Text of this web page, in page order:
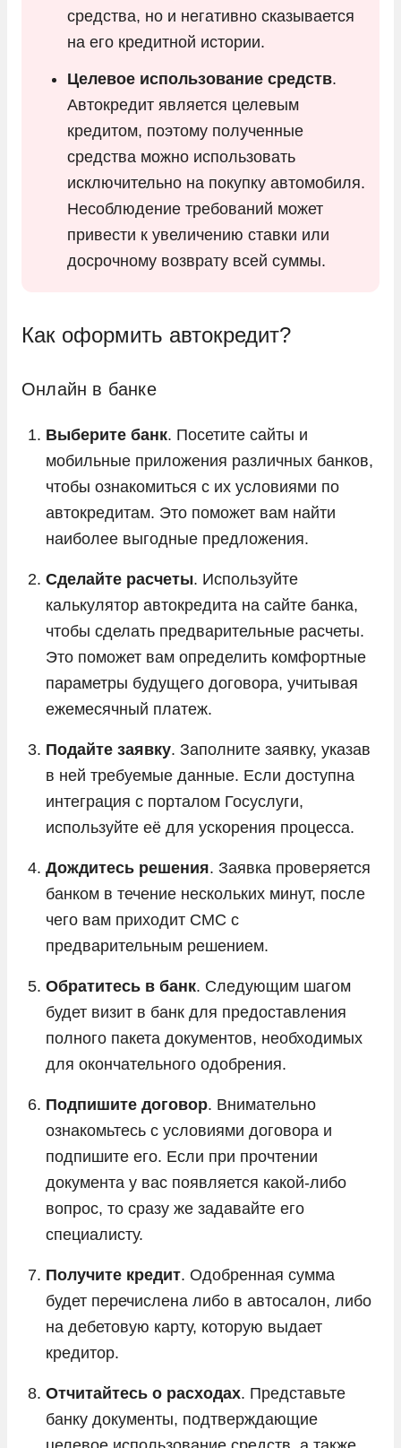
средства, но и негативно сказывается
на его кредитной истории.
Целевое использование средств.
Автокредит является целевым
кредитом, поэтому полученные
средства можно использовать
исключительно на покупку автомобиля.
Несоблюдение требований может
привести к увеличению ставки или
досрочному возврату всей суммы.
Как оформить автокредит?
Онлайн в банке
Выберите банк. Посетите сайты и
мобильные приложения различных банков,
чтобы ознакомиться с их условиями по
автокредитам. Это поможет вам найти
наиболее выгодные предложения.
Сделайте расчеты. Используйте
калькулятор автокредита на сайте банка,
чтобы сделать предварительные расчеты.
Это поможет вам определить комфортные
параметры будущего договора, учитывая
ежемесячный платеж.
Подайте заявку. Заполните заявку, указав
в ней требуемые данные. Если доступна
интеграция с порталом Госуслуги,
используйте её для ускорения процесса.
Дождитесь решения. Заявка проверяется
банком в течение нескольких минут, после
чего вам приходит СМС с
предварительным решением.
Обратитесь в банк. Следующим шагом
будет визит в банк для предоставления
полного пакета документов, необходимых
для окончательного одобрения.
Подпишите договор. Внимательно
ознакомьтесь с условиями договора и
подпишите его. Если при прочтении
документа у вас появляется какой-либо
вопрос, то сразу же задавайте его
специалисту.
Получите кредит. Одобренная сумма
будет перечислена либо в автосалон, либо
на дебетовую карту, которую выдает
кредитор.
Отчитайтесь о расходах. Представьте
банку документы, подтверждающие